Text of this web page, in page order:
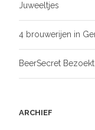
Juweeltjes
4 brouwerijen in
BeerSecret
ARCHIEF